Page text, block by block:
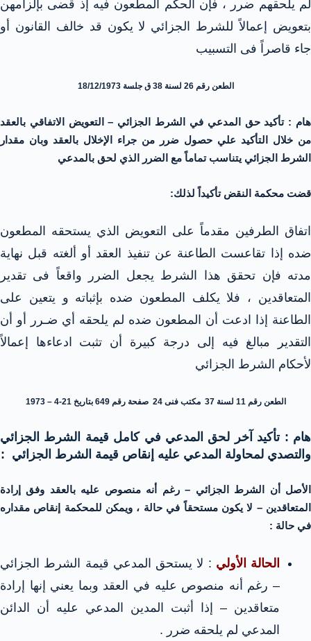
لم يلحقهم ضرر ، فإن الحكم المطعون فيه إذ قضى بإلزامهن
بتعويض إعمالاً للشرط الجزائي لا يكون قد خالف القانون أو
جاء قاصراً فى التسبيب
الطعن رقم 26 لسنة 38 ق جلسة 18/12/1973
هام : تأكيد حق المدعي في الشرط الجزائي – التعويض الاتفاقي بالعقد
من خلال التأكيد علي حصول ضرر من جراء الإخلال بالعقد وبان مقدار
الشرط الجزائي يتناسب تماماً مع الضرر الذي لحق بالمدعي
قضت محكمة النقض تأكيداً لذلك:
اتفاق الطرفين مقدماً على التعويض الذي يستحقه المطعون
ضده إذا تقاعست الطاعنة عن تنفيذ العقد أو ألغته قبل نهاية
مدته فإن تحقق هذا الشرط يجعل الضرر واقعاً فى تقدير
المتعاقدين ، فلا يكلف المطعون ضده بإثباته و يتعين على
الطاعنة إذا ادعت أن المطعون ضده لم يلحقه أي ضـرر أو أن
التقدير مبالغ فيه إلى درجة كبيرة أن تثبت ادعاءها إعمالاً
لأحكام الشرط الجزائي
الطعن رقم 11 لسنة 37 مكتب فنى 24 صفحة رقم 649 بتاريخ 21-4 – 1973
هام : تأكيد آخر لحق المدعي في كامل قيمة الشرط الجزائي
والتصدي لمحاولة المدعي عليه إنقاص قيمة الشرط الجزائي :
الأصل أن الشرط الجزائي – رغم أنه منصوص عليه بالعقد وفق إرادة
المتعاقدين – لا يكون مستحقاً في حالة ، ويمكن للمحكمة إنقاص مقداره
في حالة :
الحالة الأولي : لا يستحق المدعي قيمة الشرط الجزائي
– رغم أنه منصوص عليه في العقد وبما يعني إنها إرادة
متعاقدين – إذا أثبت المدين المدعي عليه أن الدائن
المدعي لم يلحقه ضرر .